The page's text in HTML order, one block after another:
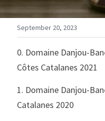
September 20, 2023
0. Domaine Danjou-
Côtes Catalanes 2021
1. Domaine Danjou-
Catalanes 2020